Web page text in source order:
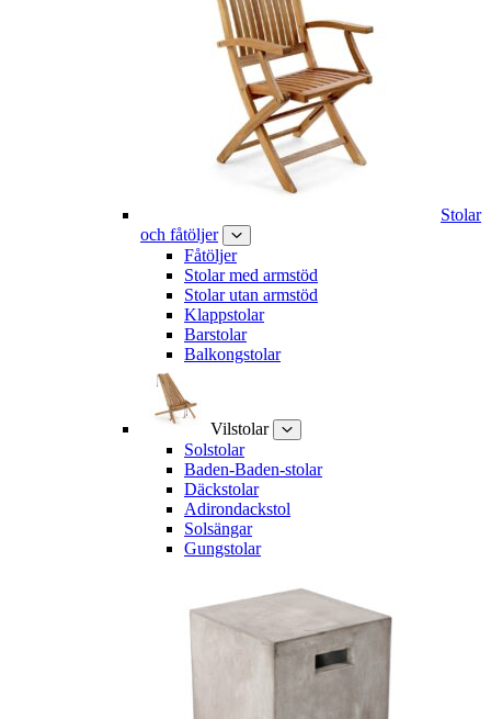
Stolar
och fåtöljer
Fåtöljer
Stolar med armstöd
Stolar utan armstöd
Klappstolar
Barstolar
Balkongstolar
Vilstolar
Solstolar
Baden-Baden-stolar
Däckstolar
Adirondackstol
Solsängar
Gungstolar